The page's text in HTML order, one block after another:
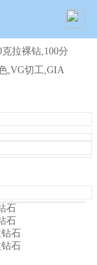
拉裸钻,100分
,VG切工,GIA
石
石
石
石